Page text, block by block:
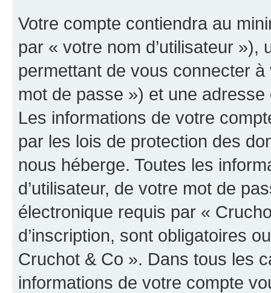
Votre compte contiendra au
par « votre nom d’utilisateur
permettant de vous connecter
mot de passe ») et une
Les informations de votre
par les lois de protection des
nous héberge. Toutes les
d’utilisateur, de votre mot de
électronique requis par «
d’inscription, sont obligatoires
Cruchot & Co ». Dans tous les
informations de votre compte